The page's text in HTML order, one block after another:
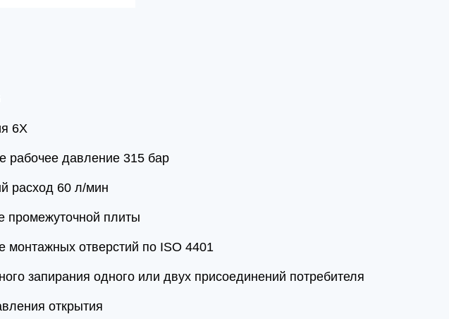
6X
рабочее давление 315 бар
расход 60 л/мин
промежуточной плиты
монтажных отверстий по ISO 4401
запирания одного или двух присоединений потребителя
открытия